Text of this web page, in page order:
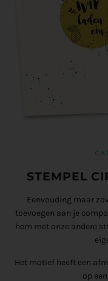
STEMPEL
Eenvouding maar
toevoegen aan je
hem met onze andere
Het motief heeft een
op